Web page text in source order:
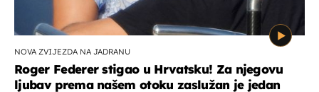
NOVA ZVIJEZDA NA JADRANU
Roger Federer stigao u Hrvatsku! Za njegovu
ljubav prema našem otoku zaslužan je jedan